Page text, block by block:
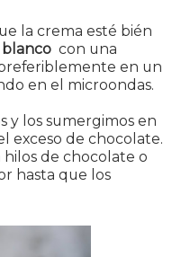
la crema esté bién
con una
en un
en el microondas.
y los sumergimos en
exceso de chocolate.
de chocolate o
hasta que los